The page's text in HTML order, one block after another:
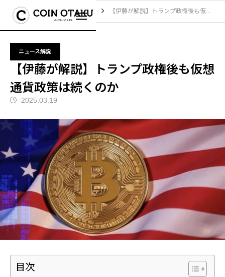
ブログ ニュース解説 【伊藤が解説】トランプ政権後も仮想通貨政策は続くのか
ニュース解説
【伊藤が解説】トランプ政権後も仮想
通貨政策は続くのか
2025.03.19
目次